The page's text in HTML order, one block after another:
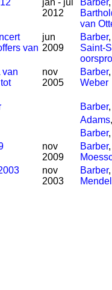
2012
van
van
jun
2009
Barber,
Saint-
van
nov
2005
Barber,
Weber
Barber,
Adams,
Barber,
nov
2009
Barber,
nov
2003
Barber,